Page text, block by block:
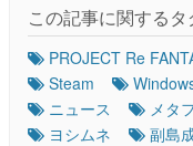
この記事に関するタ
PROJECT Re
Steam
ニュース
メタ
ヨシムネ
副島